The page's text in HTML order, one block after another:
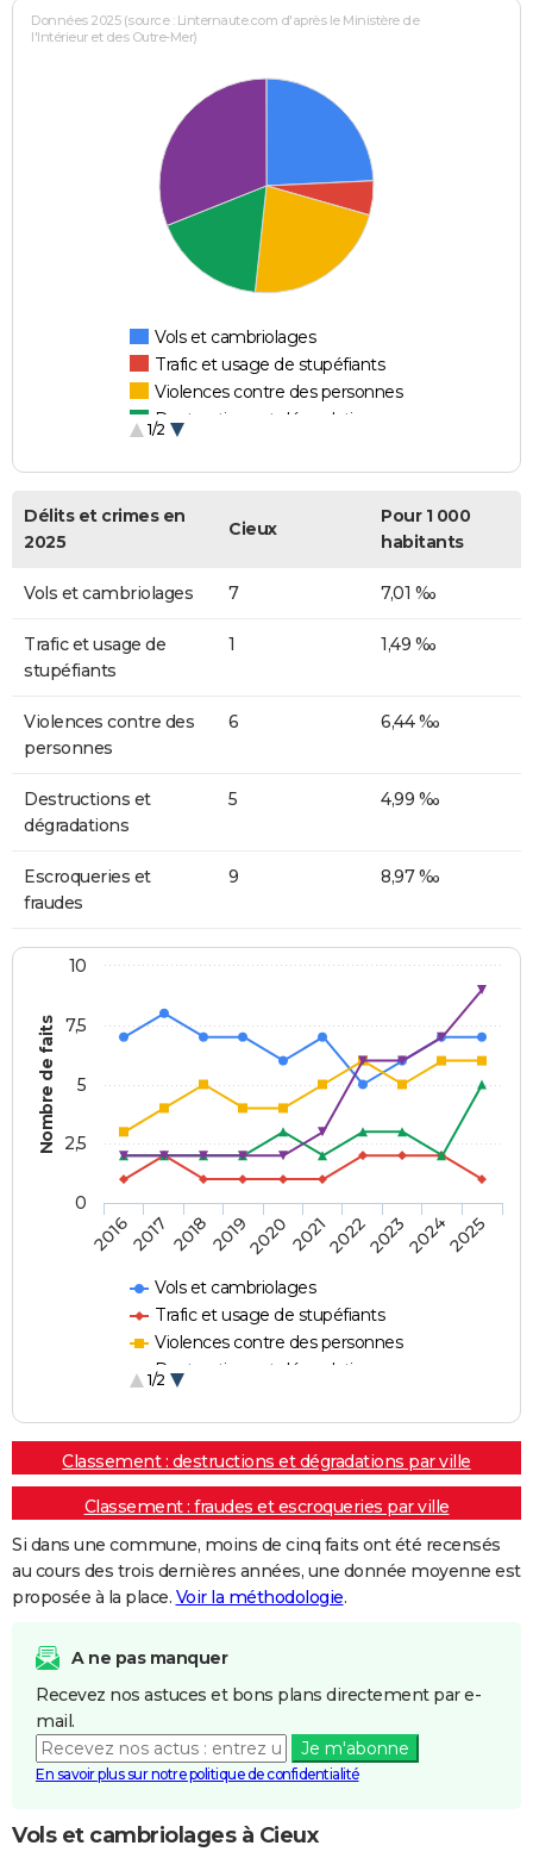
Données 2025 (source : Linternaute.com d'après le Ministère de
l'Intérieur et des Outre-Mer)
Vols et cambriolages
Trafic et usage de stupéfiants
Violences contre des personnes
Destructions et dégradations
1/2
Délits et crimes en
2025
Cieux
Pour 1 000
habitants
Vols et cambriolages 7 7,01 ‰
Trafic et usage de
stupéfiants
1 1,49 ‰
Violences contre des
personnes
6 6,44 ‰
Destructions et
dégradations
5 4,99 ‰
Escroqueries et
fraudes
9 8,97 ‰
Nombre de faits
Vols et cambriolages
Trafic et usage de stupéfiants
Violences contre des personnes
Destructions et dégradations
1/2
20162017 20182019202020212022202320242025
0
2,5
5
7,5
10
Classement : destructions et dégradations par ville
Classement : fraudes et escroqueries par ville
Si dans une commune, moins de cinq faits ont été recensés
au cours des trois dernières années, une donnée moyenne est
proposée à la place. Voir la méthodologie.
A ne pas manquer
Recevez nos astuces et bons plans directement par e-
mail.
Je m'abonne
En savoir plus sur notre politique de confidentialité
Vols et cambriolages à Cieux